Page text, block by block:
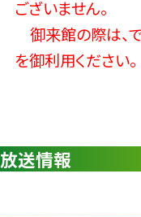
ございません。
御来館の際は、
を御利用ください。
放送情報